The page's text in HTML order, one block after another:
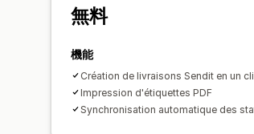
無料
機能
Création de livraisons Sendit en un
Impression d'étiquettes PDF
Synchronisation automatique des